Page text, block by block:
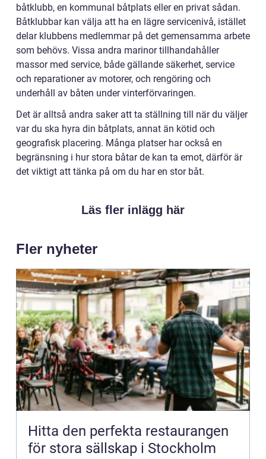
båtklubb, en kommunal båtplats eller en privat sådan.
Båtklubbar kan välja att ha en lägre servicenivå, istället
delar klubbens medlemmar på det gemensamma arbete
som behövs. Vissa andra marinor tillhandahåller
massor med service, både gällande säkerhet, service
och reparationer av motorer, och rengöring och
underhåll av båten under vinterförvaringen.
Det är alltså andra saker att ta ställning till när du väljer
var du ska hyra din båtplats, annat än kötid och
geografisk placering. Många platser har också en
begränsning i hur stora båtar de kan ta emot, därför är
det viktigt att tänka på om du har en stor båt.
Läs fler inlägg här
Fler nyheter
Hitta den perfekta restaurangen
för stora sällskap i Stockholm